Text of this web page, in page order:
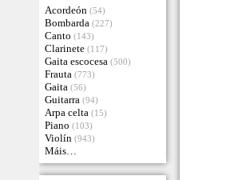
Acordeón (54)
Bombarda (227)
Canto (143)
Clarinete (117)
Gaita escocesa (500)
Frauta (773)
Gaita (56)
Guitarra (94)
Arpa celta (15)
Piano (103)
Violín (943)
Máis…